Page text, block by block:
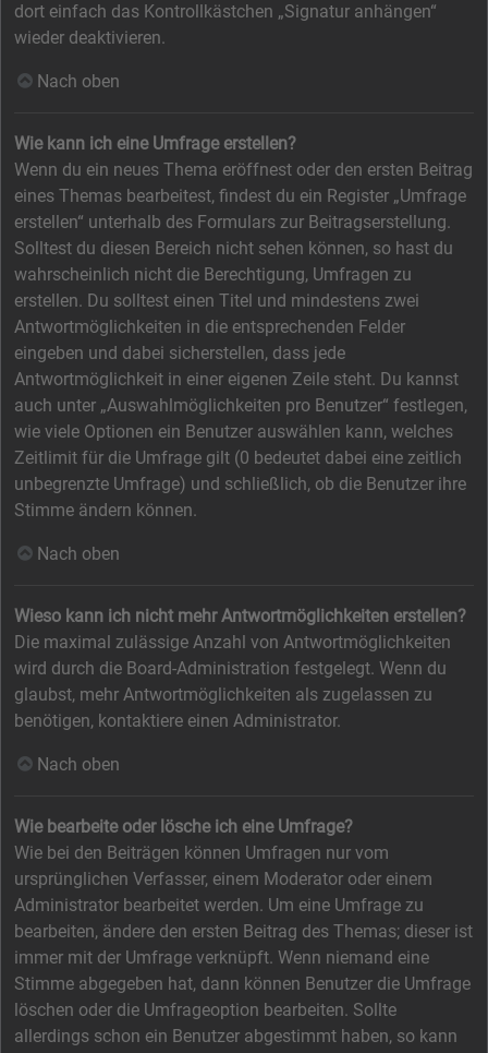
dort einfach das Kontrollkästchen „Signatur anhängen“
wieder deaktivieren.
Nach oben
Wie kann ich eine Umfrage erstellen?
Wenn du ein neues Thema eröffnest oder den ersten Beitrag
eines Themas bearbeitest, findest du ein Register „Umfrage
erstellen“ unterhalb des Formulars zur Beitragserstellung.
Solltest du diesen Bereich nicht sehen können, so hast du
wahrscheinlich nicht die Berechtigung, Umfragen zu
erstellen. Du solltest einen Titel und mindestens zwei
Antwortmöglichkeiten in die entsprechenden Felder
eingeben und dabei sicherstellen, dass jede
Antwortmöglichkeit in einer eigenen Zeile steht. Du kannst
auch unter „Auswahlmöglichkeiten pro Benutzer“ festlegen,
wie viele Optionen ein Benutzer auswählen kann, welches
Zeitlimit für die Umfrage gilt (0 bedeutet dabei eine zeitlich
unbegrenzte Umfrage) und schließlich, ob die Benutzer ihre
Stimme ändern können.
Nach oben
Wieso kann ich nicht mehr Antwortmöglichkeiten erstellen?
Die maximal zulässige Anzahl von Antwortmöglichkeiten
wird durch die Board-Administration festgelegt. Wenn du
glaubst, mehr Antwortmöglichkeiten als zugelassen zu
benötigen, kontaktiere einen Administrator.
Nach oben
Wie bearbeite oder lösche ich eine Umfrage?
Wie bei den Beiträgen können Umfragen nur vom
ursprünglichen Verfasser, einem Moderator oder einem
Administrator bearbeitet werden. Um eine Umfrage zu
bearbeiten, ändere den ersten Beitrag des Themas; dieser ist
immer mit der Umfrage verknüpft. Wenn niemand eine
Stimme abgegeben hat, dann können Benutzer die Umfrage
löschen oder die Umfrageoption bearbeiten. Sollte
allerdings schon ein Benutzer abgestimmt haben, so kann